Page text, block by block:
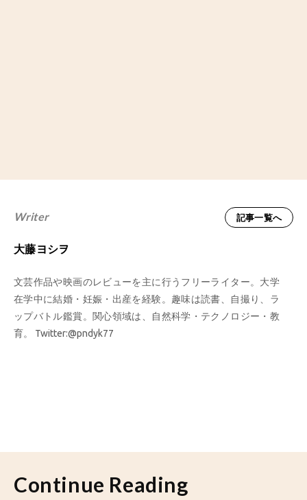
Writer
大藤ヨシヲ
記事一覧へ
文芸作品や映画のレビューを主に行うフリーライター。大学
在学中に結婚・妊娠・出産を経験。趣味は読書、自撮り、ラ
ップバトル鑑賞。関心領域は、自然科学・テクノロジー・教
育。 Twitter:@pndyk77
Continue Reading